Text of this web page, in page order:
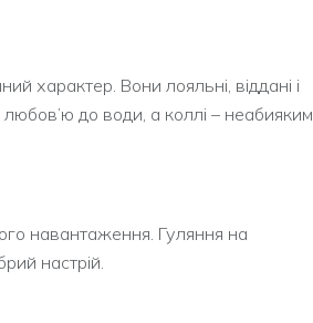
характер. Вони лояльні, віддані і
до води, а коллі – неабияким
навантаження. Гуляння на
настрій.